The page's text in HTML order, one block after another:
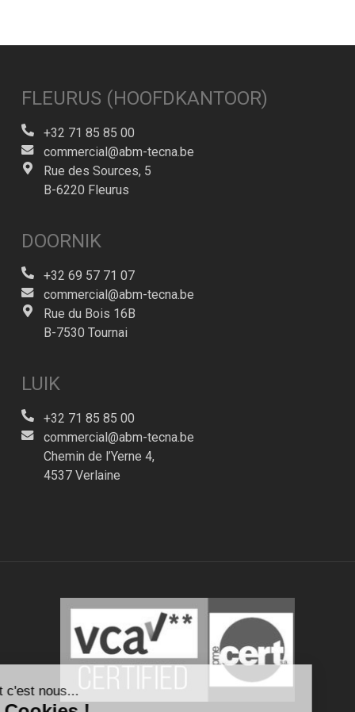
FLEURUS (HOOFDKANTOOR)
+32 71 85 85 00
commercial@abm-tecna.be
Rue des Sources, 5
B-6220 Fleurus
DOORNIK
+32 69 57 71 07
commercial@abm-tecna.be
Rue du Bois 16B
B-7530 Tournai
LUIK
+32 71 85 85 00
commercial@abm-tecna.be
Chemin de l’Yerne 4,
4537 Verlaine